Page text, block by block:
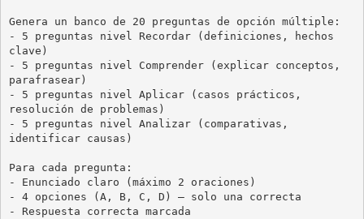
Genera un banco de 20 preguntas de opción múltiple:
- 5 preguntas nivel Recordar (definiciones, hechos
clave)
- 5 preguntas nivel Comprender (explicar conceptos,
parafrasear)
- 5 preguntas nivel Aplicar (casos prácticos,
resolución de problemas)
- 5 preguntas nivel Analizar (comparativas,
identificar causas)
Para cada pregunta:
- Enunciado claro (máximo 2 oraciones)
- 4 opciones (A, B, C, D) — solo una correcta
- Respuesta correcta marcada